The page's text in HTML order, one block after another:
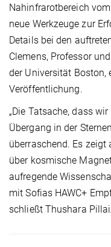
Nahinfrarotbereich
neue Werkzeuge zur
Details bei den
Clemens, Professor
der Universität Boston,
Veröffentlichung.
„Die Tatsache, dass
Übergang in der
überraschend. Es
über kosmische
aufregende
mit Sofias HAWC+
schließt Thushara Pillai